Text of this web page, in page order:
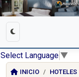
Select Language ▼
INICIO HOTELES